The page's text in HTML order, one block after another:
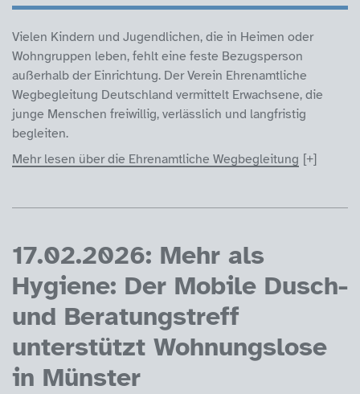
Vielen Kindern und Jugendlichen, die in Heimen oder
Wohngruppen leben, fehlt eine feste Bezugsperson
außerhalb der Einrichtung. Der Verein Ehrenamtliche
Wegbegleitung Deutschland vermittelt Erwachsene, die
junge Menschen freiwillig, verlässlich und langfristig
begleiten.
Mehr lesen über die Ehrenamtliche Wegbegleitung
17.02.2026: Mehr als
Hygiene: Der Mobile Dusch-
und Beratungstreff
unterstützt Wohnungslose
in Münster